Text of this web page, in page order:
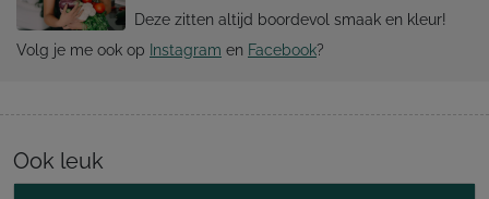
Deze zitten altijd boordevol smaak en kleur!
Volg je me ook op Instagram en Facebook?
Ook leuk